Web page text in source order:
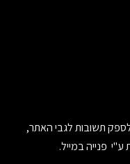
תשובות לגבי האתר,
פנייה במייל.